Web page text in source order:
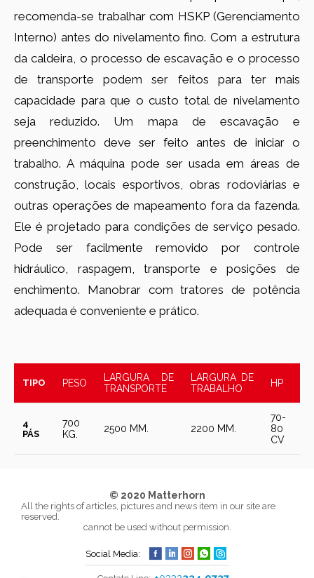
recomenda-se trabalhar com HSKP (Gerenciamento
Interno) antes do nivelamento fino. Com a estrutura
da caldeira, o processo de escavação e o processo
de transporte podem ser feitos para ter mais
capacidade para que o custo total de nivelamento
seja reduzido. Um mapa de escavação e
preenchimento deve ser feito antes de iniciar o
trabalho. A máquina pode ser usada em áreas de
construção, locais esportivos, obras rodoviárias e
outras operações de mapeamento fora da fazenda.
Ele é projetado para condições de serviço pesado.
Pode ser facilmente removido por controle
hidráulico, raspagem, transporte e posições de
enchimento. Manobrar com tratores de potência
adequada é conveniente e prático.
TIPO PESO
LARGURA DE
TRANSPORTE
LARGURA DE
TRABALHO
HP
4
PÁS
700
KG.
2500 MM. 2200 MM.
70-
80
CV
© 2020 Matterhorn
All the rights of articles, pictures and news item in our site are
reserved.
cannot be used without permission.
Social Media: